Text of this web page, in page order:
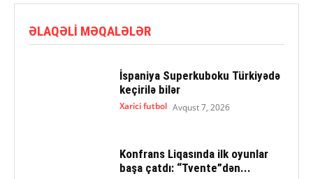
ƏLAQƏLI MƏQALƏLƏR
İspaniya Superkuboku Türkiyədə
keçirilə bilər
Xarici futbol Avqust 7, 2026
Konfrans Liqasında ilk oyunlar
başa çatdı: “Tvente”dən...